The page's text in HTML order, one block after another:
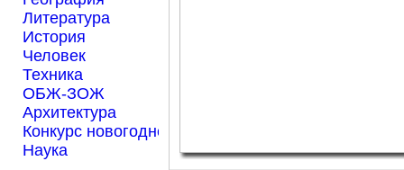
Литература
История
Человек
Техника
ОБЖ-ЗОЖ
Архитектура
Конкурс новогодней открытки "Нарисуем Новый
Наука